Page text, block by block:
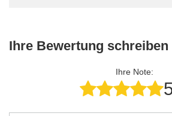
Ihre Bewertung schreiben
Ihre Note: